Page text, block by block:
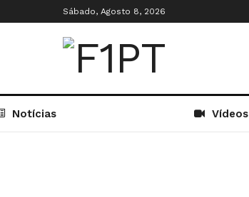
Sábado, Agosto 8, 2026
Notícias Vídeos